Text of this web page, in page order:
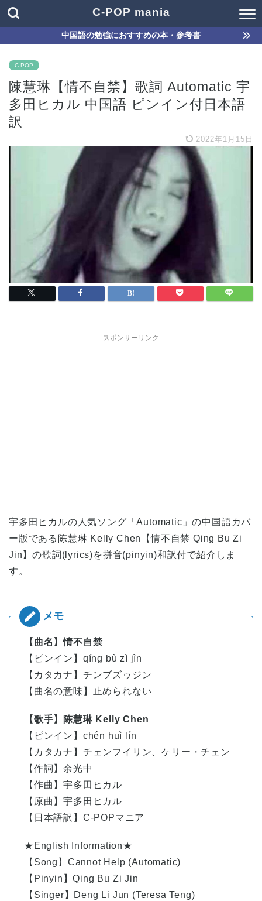
C-POP mania
中国語の勉強におすすめの本・参考書
C-POP
陳慧琳【情不自禁】歌詞 Automatic 宇
多田ヒカル 中国語 ピンイン付日本語
訳
2022年1月15日
スポンサーリンク
宇多田ヒカルの人気ソング「Automatic」の中国語カバ
ー版である陈慧琳 Kelly Chen【情不自禁 Qing Bu Zi
Jin】の歌詞(lyrics)を拼音(pinyin)和訳付で紹介しま
す。
【曲名】情不自禁
【ピンイン】 qíng bù zì jìn
【カタカナ】チンブズゥジン
【曲名の意味】止められない
【歌手】陈慧琳 Kelly Chen
【ピンイン】 chén huì
lín
【カタカナ】チェンフイリン、ケリー・チェン
【作詞】余光中
【作曲】宇多田ヒカル
【原曲】宇多田ヒカル
【日本語訳】C-POPマニア
★English Information★
【Song】Cannot Help (Automatic)
【Pinyin】Qing Bu Zi Jin
【Singer】Deng Li Jun (Teresa Teng)